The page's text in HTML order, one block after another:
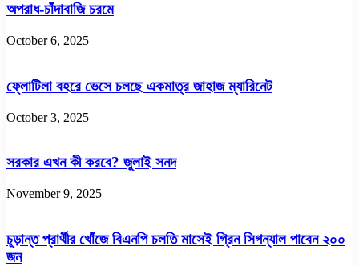
অপরাধ-চাঁদাবাজি চরমে
October 6, 2025
ফ্লোটিলা বহরে ভেসে চলছে একমাত্র জাহাজ ম্যারিনেট
October 3, 2025
সরকার এখন কী করবে? জুলাই সনদ
November 9, 2025
চূড়ান্ত প্রার্থীর খোঁজে বিএনপি চলতি মাসেই গ্রিন সিগন্যাল পাবেন ২০০
জন